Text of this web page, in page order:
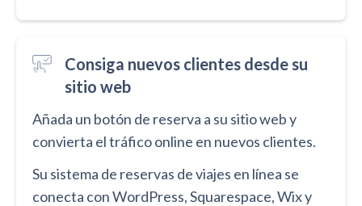
Consiga nuevos clientes desde su
sitio web
Añada un botón de reserva a su sitio web y
convierta el tráfico online en nuevos clientes.
Su sistema de reservas de viajes en línea se
conecta con WordPress, Squarespace, Wix y